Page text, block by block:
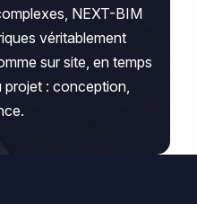
NEXT-BIM
véritablement
sur site, en temps
projet : conception,